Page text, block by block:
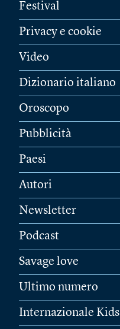
Festival
Privacy e cookie
Video
Dizionario italiano
Oroscopo
Pubblicità
Paesi
Autori
Newsletter
Podcast
Savage love
Ultimo numero
Internazionale Kids